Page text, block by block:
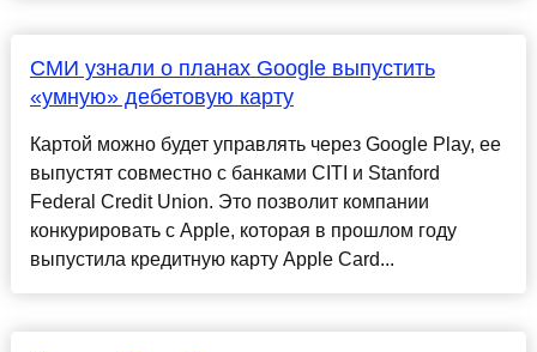
СМИ узнали о планах Google выпустить
«умную» дебетовую карту
Картой можно будет управлять через Google Play, ее
выпустят совместно с банками CITI и Stanford
Federal Credit Union. Это позволит компании
конкурировать с Apple, которая в прошлом году
выпустила кредитную карту Apple Card...